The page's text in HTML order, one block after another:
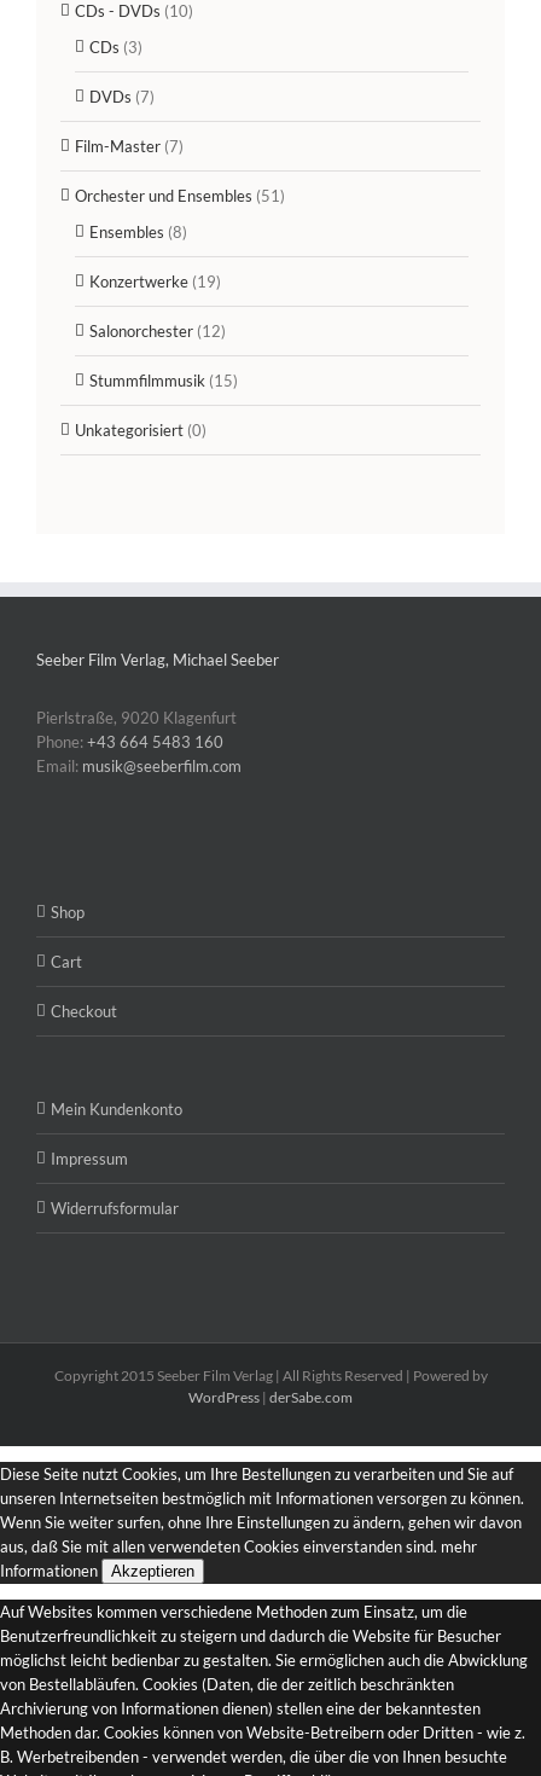
CDs - DVDs (10)
CDs (3)
DVDs (7)
Film-Master (7)
Orchester und Ensembles (51)
Ensembles (8)
Konzertwerke (19)
Salonorchester (12)
Stummfilmmusik (15)
Unkategorisiert (0)
Seeber Film Verlag, Michael Seeber
Pierlstraße, 9020 Klagenfurt
Phone:+43 664 5483 160
Email: musik@seeberfilm.com
Shop
Cart
Checkout
Mein Kundenkonto
Impressum
Widerrufsformular
Copyright 2015 Seeber Film Verlag | All Rights Reserved | Powered by
WordPress | derSabe.com
Diese Seite nutzt Cookies, um Ihre Bestellungen zu verarbeiten und Sie auf
unseren Internetseiten bestmöglich mit Informationen versorgen zu können.
Wenn Sie weiter surfen, ohne Ihre Einstellungen zu ändern, gehen wir davon
aus, daß Sie mit allen verwendeten Cookies einverstanden sind. mehr
Informationen
Akzeptieren
Auf Websites kommen verschiedene Methoden zum Einsatz, um die
Benutzerfreundlichkeit zu steigern und dadurch die Website für Besucher
möglichst leicht bedienbar zu gestalten. Sie ermöglichen auch die Abwicklung
von Bestellabläufen. Cookies (Daten, die der zeitlich beschränkten
Archivierung von Informationen dienen) stellen eine der bekanntesten
Methoden dar. Cookies können von Website-Betreibern oder Dritten - wie z.
B. Werbetreibenden - verwendet werden, die über die von Ihnen besuchte